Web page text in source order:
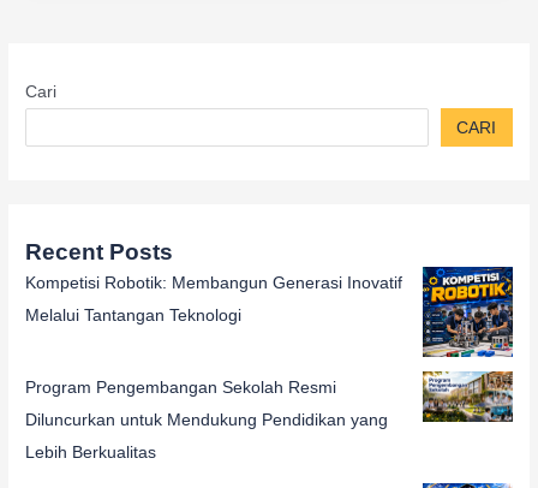
Cari
CARI
Recent Posts
Kompetisi Robotik: Membangun Generasi Inovatif
Melalui Tantangan Teknologi
Program Pengembangan Sekolah Resmi
Diluncurkan untuk Mendukung Pendidikan yang
Lebih Berkualitas